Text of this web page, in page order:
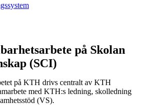
på Skolan
(SCI)
på KTH drivs centralt av KTH
med KTH:s ledning, skolledning
(VS).